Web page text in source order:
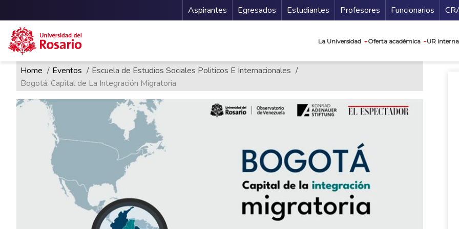
Pasar al contenido principal
Menu Secundario
Aspirantes Egresados Estudiantes Profesores Funcionarios
La Universidad Oferta académica UR
Ruta de navegación
Home Eventos
Escuela de Estudios Sociales Politicos E Internacionales
Bogotá: Capital de La Integración Migratoria